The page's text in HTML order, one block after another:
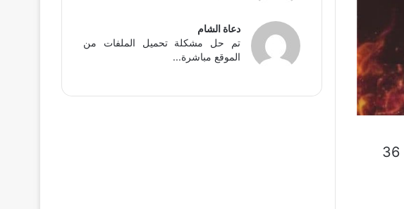
دعاة الشام
تم حل مشكلة تحميل الملفات من
الموقع مباشرة...